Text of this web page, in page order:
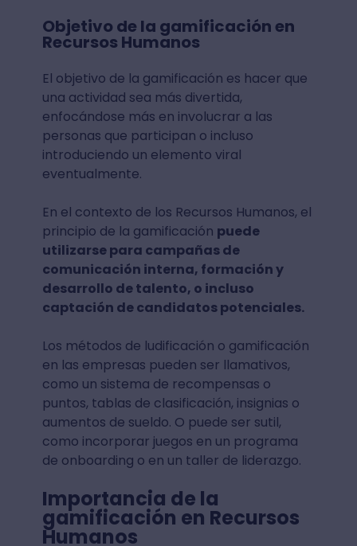
Objetivo de la gamificación en
Recursos Humanos
El objetivo de la gamificación es hacer que
una actividad sea más divertida,
enfocándose más en involucrar a las
personas que participan o incluso
introduciendo un elemento viral
eventualmente.
En el contexto de los Recursos Humanos, el
principio de la gamificación puede
utilizarse para campañas de
comunicación interna, formación y
desarrollo de talento, o incluso
captación de candidatos potenciales.
Los métodos de ludificación o gamificación
en las empresas pueden ser llamativos,
como un sistema de recompensas o
puntos, tablas de clasificación, insignias o
aumentos de sueldo. O puede ser sutil,
como incorporar juegos en un programa
de onboarding o en un taller de liderazgo.
Importancia de la
gamificación en Recursos
Humanos